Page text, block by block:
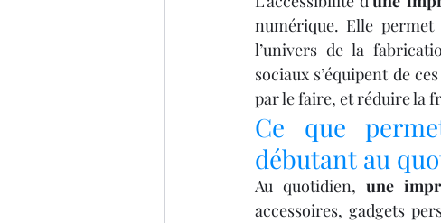
numérique. Elle permet
l’univers de la
sociaux s’équipent de
par le faire, et réduire la
Ce que
débutant au
Au quotidien, une
accessoires, gadgets